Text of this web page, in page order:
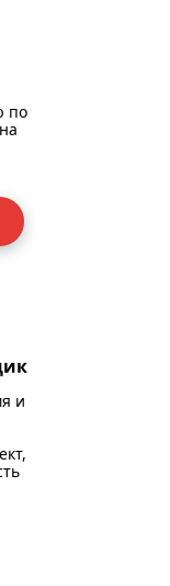
по
и